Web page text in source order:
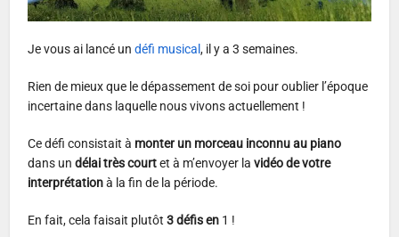
Je vous ai lancé undéfi musical, il y a 3 semaines.
Rien de mieux que le dépassement de soi pour oublier l’époque
incertaine dans laquelle nous vivons actuellement !
Ce défi consistait à monter un morceau inconnu au piano
dans un délai très courtet à m’envoyer lavidéo de votre
interprétationà la fin de la période.
En fait, cela faisait plutôt3 défis en 1 !